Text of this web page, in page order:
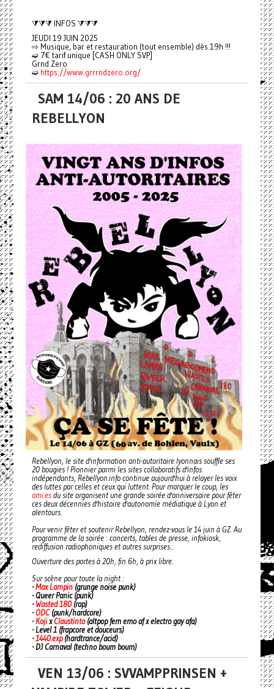
⧩⧩⧩ INFOS ⧩⧩⧩
JEUDI 19 JUIN 2025
⇨ Musique, bar et restauration (tout ensemble) dès 19h !!!
➫ 7€ tarif unique [CASH ONLY SVP]
Grnd Zero
➫ https://www.grrrndzero.org/
SAM 14/06 : 20 ANS DE
REBELLYON
Rebellyon, le site d'information anti-autoritaire lyonnais souffle ses
20 bougies ! Pionnier parmi les sites collaboratifs d'infos
indépendants, Rebellyon.info continue aujourd'hui à relayer les voix
des luttes par celles et ceux qui luttent. Pour marquer le coup, les
ami.esdu site organisent une grande soirée d'anniversaire pour fêter
ces deux décennies d'histoire d'autonomie médiatique à Lyon et
alentours.
Pour venir fêter et soutenir Rebellyon, rendez-vous le 14 juin à GZ. Au
programme de la soirée : concerts, tables de presse, infokiosk,
rediffusion radiophoniques et autres surprises...
Ouverture des portes à 20h, fin 6h, à prix libre.
Sur scène pour toute la night :
-Max Lampin (grunge noise punk)
- Queer Panic (punk)
-Wasted 180(rap)
-ODC(punk/hardcore)
-KojixClaustinto(altpop fem emo af x electro gay afa)
- Level 1 (frapcore et douceurs)
-1440.exp(hardtrance/acid)
- DJ Carnaval (techno boum boum)
VEN 13/06 : SVVAMPPRINSEN +